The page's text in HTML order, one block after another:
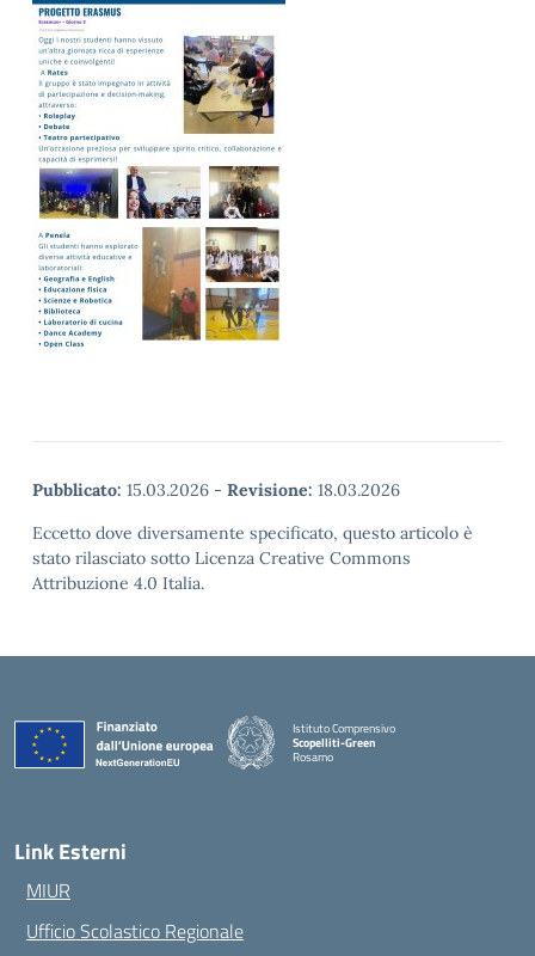
Pubblicato: 15.03.2026 - Revisione: 18.03.2026
Eccetto dove diversamente specificato, questo articolo è
stato rilasciato sotto Licenza Creative Commons
Attribuzione 4.0 Italia.
Istituto Comprensivo
Scopelliti-Green
Rosarno
Link Esterni
MIUR
Ufficio Scolastico Regionale